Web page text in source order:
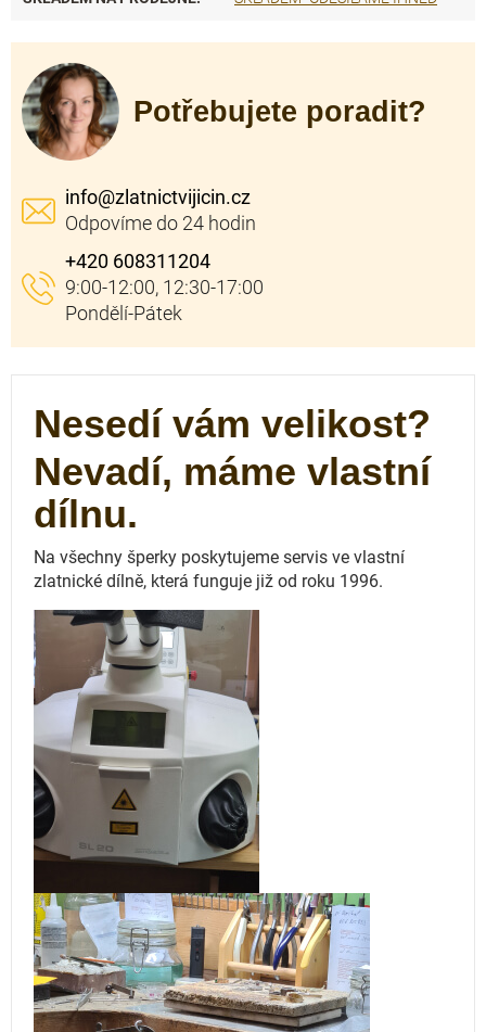
Potřebujete poradit?
info@zlatnictvijicin.cz
+420 608311204
Nesedí vám velikost?
Nevadí, máme vlastní
dílnu.
Na všechny šperky poskytujeme servis ve vlastní
zlatnické dílně, která funguje již od roku 1996.